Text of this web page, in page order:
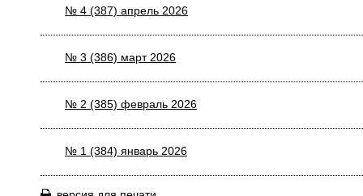
№ 4 (387) апрель 2026
№ 3 (386) март 2026
№ 2 (385) февраль 2026
№ 1 (384) январь 2026